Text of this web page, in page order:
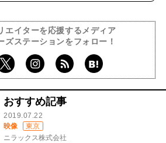
エイターを応援するメディア
ズステーションをフォロー！
おすすめ記事
2019.07.22
映像
東京
ニラックス株式会社